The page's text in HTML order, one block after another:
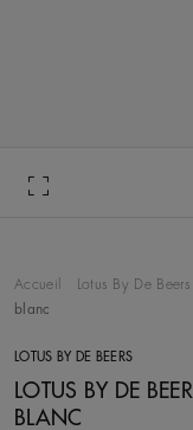
Accueil Lotus By De Beers
blanc
LOTUS BY DE BEERS
LOTUS BY DE
BLANC